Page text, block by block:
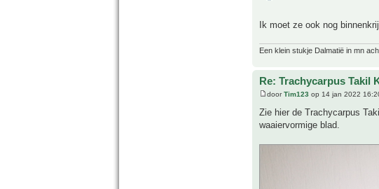
Ik moet ze ook nog
Een klein stukje Dalmatië in mn
Re: Trachycarpus Takil
doorTim123 op 14 jan 2022
Zie hier de Trachycarpus
waaiervormige blad.